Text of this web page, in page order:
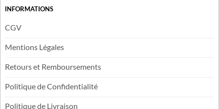
INFORMATIONS
CGV
Mentions Légales
Retours et Remboursements
Politique de Confidentialité
Politique de Livraison